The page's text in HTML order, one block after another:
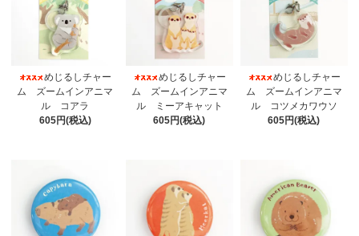
めじるしチャー
ム ズームインアニマ
ル コアラ
605円(税込)
めじるしチャー
ム ズームインアニマ
ル ミーアキャット
605円(税込)
めじるしチャー
ム ズームインアニマ
ル コツメカワウソ
605円(税込)